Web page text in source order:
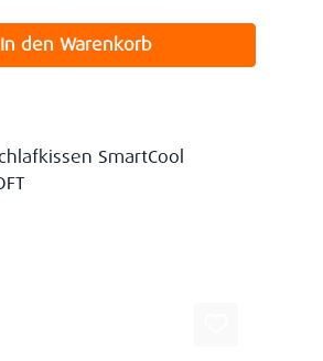
In den Warenkorb